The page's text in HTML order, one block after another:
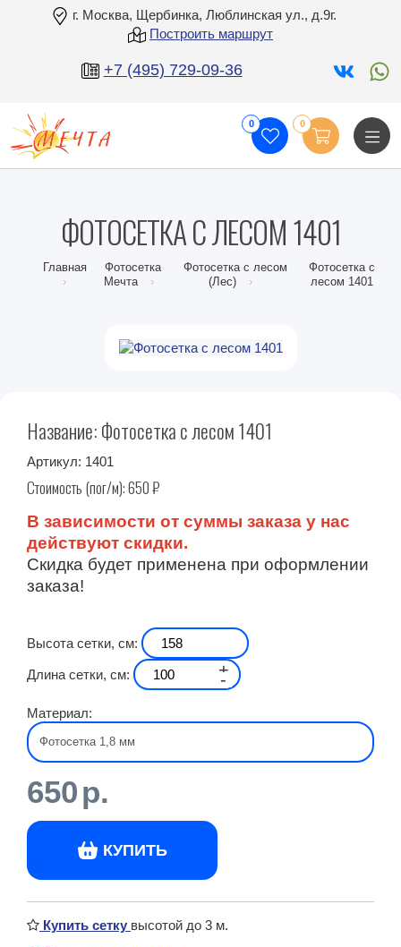
г. Москва, Щербинка, Люблинская ул., д.9г.
Построить маршрут
+7 (495) 729-09-36
0 0
ФОТОСЕТКА С ЛЕСОМ 1401
Главная
Фотосетка
Мечта
Фотосетка с лесом
(Лес)
Фотосетка с
лесом 1401
Название: Фотосетка с лесом 1401
Артикул: 1401
Стоимость (пог/м):650₽
В зависимости от суммы заказа у нас
действуют скидки.
Скидка будет применена при оформлении
заказа!
Высота сетки, см:
Длина сетки, см: +
-
Материал:
650р.
КУПИТЬ
Купить сетку высотой до 3 м.